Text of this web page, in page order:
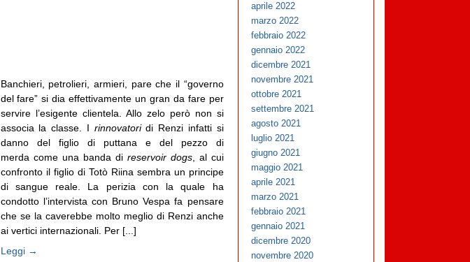
Banchieri, petrolieri, armieri, pare che il “governo
del fare” si dia effettivamente un gran da fare per
servire l’esigente clientela. Allo zelo però non si
associa la classe. I rinnovatoridi Renzi infatti si
danno del figlio di puttana e del pezzo di
merda come una banda di reservoir dogs, al cui
confronto il figlio di Totò Riina sembra un principe
di sangue reale. La perizia con la quale ha
condotto l’intervista con Bruno Vespa fa pensare
che se la caverebbe molto meglio di Renzi anche
ai vertici internazionali. Per [...]
Leggi →
aprile 2022
marzo 2022
febbraio 2022
gennaio 2022
dicembre 2021
novembre 2021
ottobre 2021
settembre 2021
agosto 2021
luglio 2021
giugno 2021
maggio 2021
aprile 2021
marzo 2021
febbraio 2021
gennaio 2021
dicembre 2020
novembre 2020